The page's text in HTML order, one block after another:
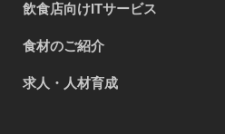
飲食店向けITサービス
食材のご紹介
求人・人材育成